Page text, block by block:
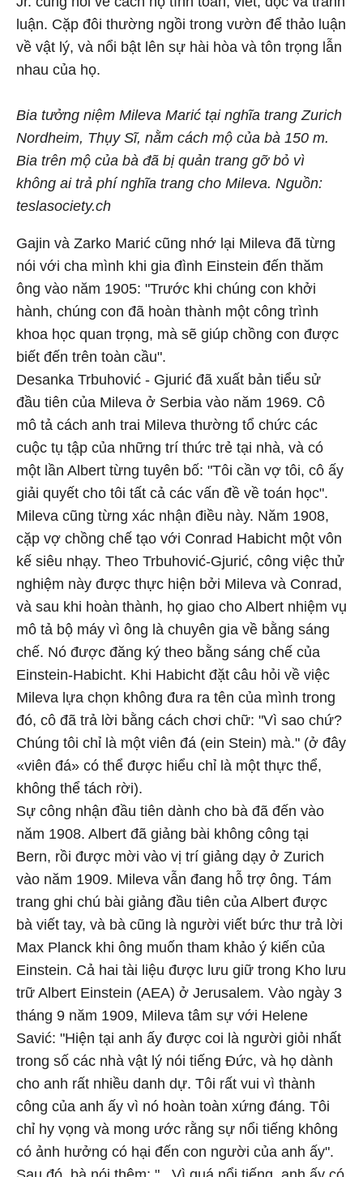
luận. Cặp đôi thường ngồi trong vườn để thảo luận
về vật lý, và nổi bật lên sự hài hòa và tôn trọng lẫn
nhau của họ.
Bia tưởng niệm Mileva Marić tại nghĩa trang Zurich
Nordheim, Thụy Sĩ, nằm cách mộ của bà 150 m.
Bia trên mộ của bà đã bị quản trang gỡ bỏ vì
không ai trả phí nghĩa trang cho Mileva. Nguồn:
teslasociety.ch
Gajin và Zarko Marić cũng nhớ lại Mileva đã từng
nói với cha mình khi gia đình Einstein đến thăm
ông vào năm 1905: "Trước khi chúng con khởi
hành, chúng con đã hoàn thành một công trình
khoa học quan trọng, mà sẽ giúp chồng con được
biết đến trên toàn cầu".
Desanka Trbuhović - Gjurić đã xuất bản tiểu sử
đầu tiên của Mileva ở Serbia vào năm 1969. Cô
mô tả cách anh trai Mileva thường tổ chức các
cuộc tụ tập của những trí thức trẻ tại nhà, và có
một lần Albert từng tuyên bố: "Tôi cần vợ tôi, cô ấy
giải quyết cho tôi tất cả các vấn đề về toán học".
Mileva cũng từng xác nhận điều này. Năm 1908,
cặp vợ chồng chế tạo với Conrad Habicht một vôn
kế siêu nhạy. Theo Trbuhović-Gjurić, công việc thử
nghiệm này được thực hiện bởi Mileva và Conrad,
và sau khi hoàn thành, họ giao cho Albert nhiệm vụ
mô tả bộ máy vì ông là chuyên gia về bằng sáng
chế. Nó được đăng ký theo bằng sáng chế của
Einstein-Habicht. Khi Habicht đặt câu hỏi về việc
Mileva lựa chọn không đưa ra tên của mình trong
đó, cô đã trả lời bằng cách chơi chữ: "Vì sao chứ?
Chúng tôi chỉ là một viên đá (ein Stein) mà." (ở đây
«viên đá» có thể được hiểu chỉ là một thực thể,
không thể tách rời).
Sự công nhận đầu tiên dành cho bà đã đến vào
năm 1908. Albert đã giảng bài không công tại
Bern, rồi được mời vào vị trí giảng dạy ở Zurich
vào năm 1909. Mileva vẫn đang hỗ trợ ông. Tám
trang ghi chú bài giảng đầu tiên của Albert được
bà viết tay, và bà cũng là người viết bức thư trả lời
Max Planck khi ông muốn tham khảo ý kiến của
Einstein. Cả hai tài liệu được lưu giữ trong Kho lưu
trữ Albert Einstein (AEA) ở Jerusalem. Vào ngày 3
tháng 9 năm 1909, Mileva tâm sự với Helene
Savić: "Hiện tại anh ấy được coi là người giỏi nhất
trong số các nhà vật lý nói tiếng Đức, và họ dành
cho anh rất nhiều danh dự. Tôi rất vui vì thành
công của anh ấy vì nó hoàn toàn xứng đáng. Tôi
chỉ hy vọng và mong ước rằng sự nổi tiếng không
có ảnh hưởng có hại đến con người của anh ấy".